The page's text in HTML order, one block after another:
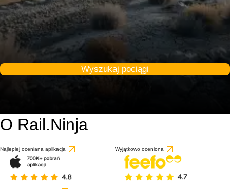
Wyszukaj pociągi
O Rail.Ninja
Najlepiej oceniana aplikacja Wyjątkowo oceniona